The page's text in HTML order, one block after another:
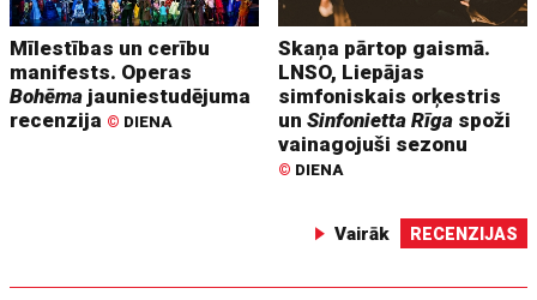
Mīlestības un cerību
manifests. Operas
Bohēma jauniestudējuma
recenzija © DIENA
Skaņa pārtop gaismā.
LNSO, Liepājas
simfoniskais orķestris
unSinfonietta Rīga spoži
vainagojuši sezonu
© DIENA
Vairāk RECENZIJAS